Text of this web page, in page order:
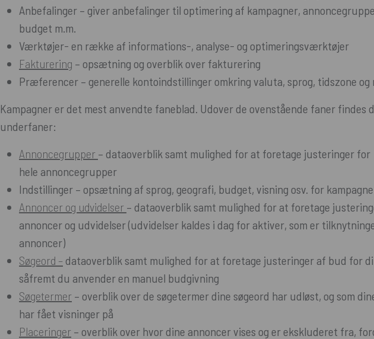
Anbefalinger – giver anbefalinger til optimering af kampagner,
budget m.m.
Værktøjer- en række af informations-, analyse- og optimeringsværktøjer
Fakturering – opsætning og overblik over fakturering
Præferencer – generelle kontoindstillinger omkring valuta, sprog, tidszone og
Kampagner er det mest anvendte faneblad. Udover de ovenstående faner findes
underfaner:
Annoncegrupper – dataoverblik samt mulighed for at foretage justeringer for
hele annoncegrupper
Indstillinger – opsætning af sprog, geografi, budget, visning osv. for
Annoncer og udvidelser – dataoverblik samt mulighed for at foretage
annoncer og udvidelser (udvidelser kaldes i dag for aktiver, som er
annoncer)
Søgeord – dataoverblik samt mulighed for at foretage justeringer af bud for
såfremt du anvender en manuel budgivning
Søgetermer – overblik over de søgetermer dine søgeord har udløst, og som
har fået visninger på
Placeringer – overblik over hvor dine annoncer vises og er ekskluderet fra,